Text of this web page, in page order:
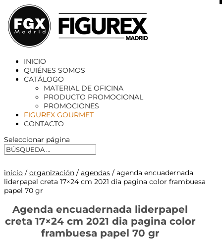
INICIO
QUIÉNES SOMOS
CATÁLOGO
MATERIAL DE OFICINA
PRODUCTO PROMOCIONAL
PROMOCIONES
FIGUREX GOURMET
CONTACTO
Seleccionar página
inicio / organización / agendas / agenda encuadernada
liderpapel creta 17×24 cm 2021 dia pagina color frambuesa
papel 70 gr
Agenda encuadernada liderpapel
creta 17×24 cm 2021 dia pagina color
frambuesa papel 70 gr